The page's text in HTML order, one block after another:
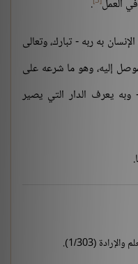
العمل .
به ربه - تبارك، وتعالى
إليه، وهو ما شرعه على
وبه يعرف الدار التي يصير
(1/303).